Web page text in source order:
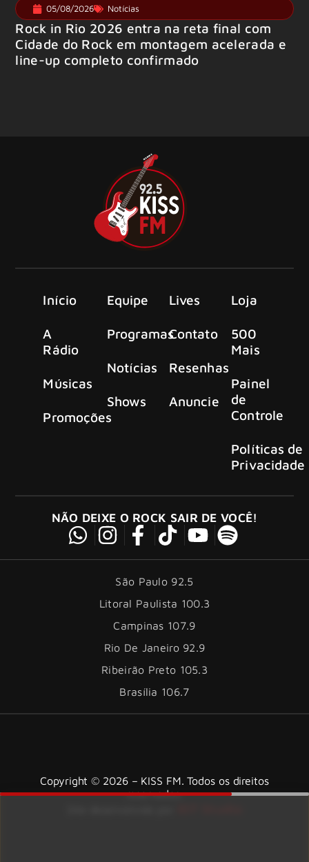
05/08/2026 Notícias
Rock in Rio 2026 entra na reta final com
Cidade do Rock em montagem acelerada e
line-up completo confirmado
Início
A
Rádio
Músicas
Promoções
Equipe
Programas
Notícias
Shows
Lives
Contato
Resenhas
Anuncie
Loja
500
Mais
Painel
de
Controle
Políticas de
Privacidade
NÃO DEIXE O ROCK SAIR DE VOCÊ!
São Paulo 92.5
Litoral Paulista 100.3
Campinas 107.9
Rio De Janeiro 92.9
Ribeirão Preto 105.3
Brasília 106.7
Copyright © 2026 – KISS FM. Todos os direitos
reservados.